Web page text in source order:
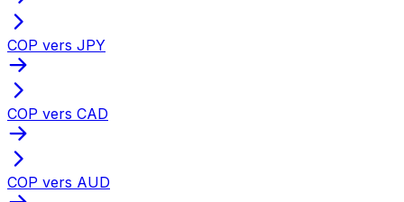
COP vers JPY
COP vers CAD
COP vers AUD